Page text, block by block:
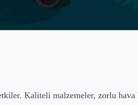
Kaliteli malzemeler, zorlu hava